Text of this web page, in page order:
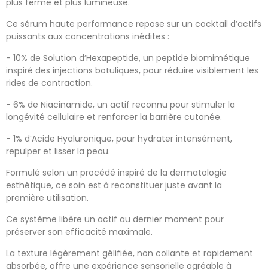
Ce sérum haute performance repose sur un cocktail d’actifs
puissants aux concentrations inédites :
- 10% de Solution d’Hexapeptide, un peptide biomimétique
inspiré des injections botuliques, pour réduire visiblement les
rides de contraction.
- 6% de Niacinamide, un actif reconnu pour stimuler la
longévité cellulaire et renforcer la barrière cutanée.
- 1% d’Acide Hyaluronique, pour hydrater intensément,
repulper et lisser la peau.
Formulé selon un procédé inspiré de la dermatologie
esthétique, ce soin est à reconstituer juste avant la
première utilisation.
Ce système libère un actif au dernier moment pour
préserver son efficacité maximale.
La texture légèrement gélifiée, non collante et rapidement
absorbée, offre une expérience sensorielle agréable à